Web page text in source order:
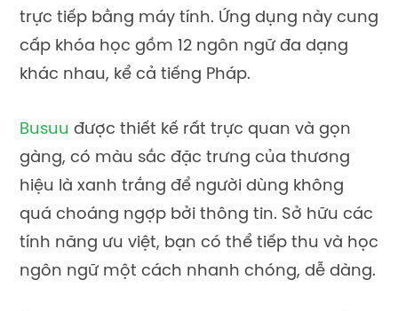
trực tiếp bằng máy tính. Ứng dụng này cung
cấp khóa học gồm 12 ngôn ngữ đa dạng
khác nhau, kể cả tiếng Pháp.
Busuu được thiết kế rất trực quan và gọn
gàng, có màu sắc đặc trưng của thương
hiệu là xanh trắng để người dùng không
quá choáng ngợp bởi thông tin. Sở hữu các
tính năng ưu việt, bạn có thể tiếp thu và học
ngôn ngữ một cách nhanh chóng, dễ dàng.